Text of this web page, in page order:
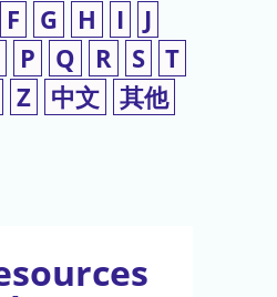
F G H I
J
P Q R S T
Z 中文 其他